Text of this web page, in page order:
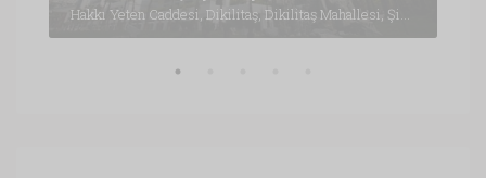
Hakkı Yeten Caddesi, Dikilitaş, Dikilitaş Mahallesi, Şişli, İstanbul, Marmara Bölgesi, 34349, Türkiye, İstanbul